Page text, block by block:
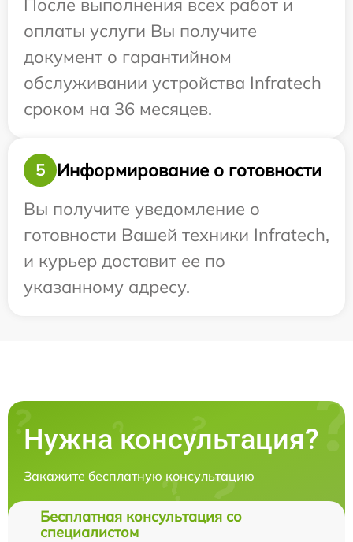
После выполнения всех работ и
оплаты услуги Вы получите
документ о гарантийном
обслуживании устройства Infratech
сроком на 36 месяцев.
5
Информирование о готовности
Вы получите уведомление о
готовности Вашей техники Infratech,
и курьер доставит ее по
указанному адресу.
Нужна консультация?
Закажите бесплатную консультацию
Бесплатная консультация со
специалистом